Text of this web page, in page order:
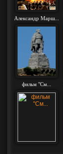
Александр Марш...
фильм "См...